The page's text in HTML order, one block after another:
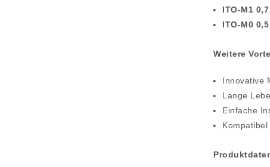
ITO-M1
ITO-M0
Weitere
Innovative
Lange
Einfache